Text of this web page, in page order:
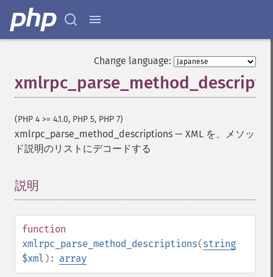
Change language:
(PHP 4 >= 4.1.0, PHP 5, PHP 7)
xmlrpc_parse_method_descriptions — XML を、メソッ
ド説明のリストにデコードする
説明
function
xmlrpc_parse_method_descriptions(string
$xml ): array